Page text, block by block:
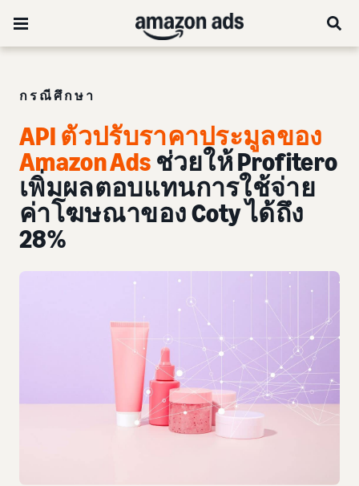
กรณีศึกษา
API ตัวปรับราคาประมูลของ
Amazon Ads ช่วยให้ Profitero
เพิ่มผลตอบแทนการใช้จ่าย
ค่าโฆษณาของ Coty ได้ถึง
28%